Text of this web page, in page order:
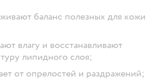
баланс полезных для кожи
влагу и восстанавливают
липидного слоя;
от опрелостей и раздражений;